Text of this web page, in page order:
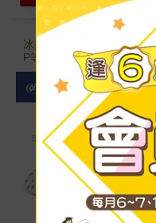
冰熱敷兩用，工廠通過GM
P等多項認證，台灣製造，
品質保證